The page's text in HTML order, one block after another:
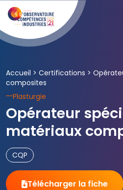
Accueil > Certifications >
composites
Plasturgie
Opérateur
matériaux
CQP
Télécharger la fiche